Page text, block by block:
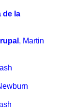
de la
, Martin